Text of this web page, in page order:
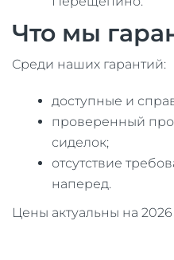
Что мы
Среди наших гарантий:
доступные и
проверенный
сиделок;
отсутствие
наперед.
Цены актуальны на 2026